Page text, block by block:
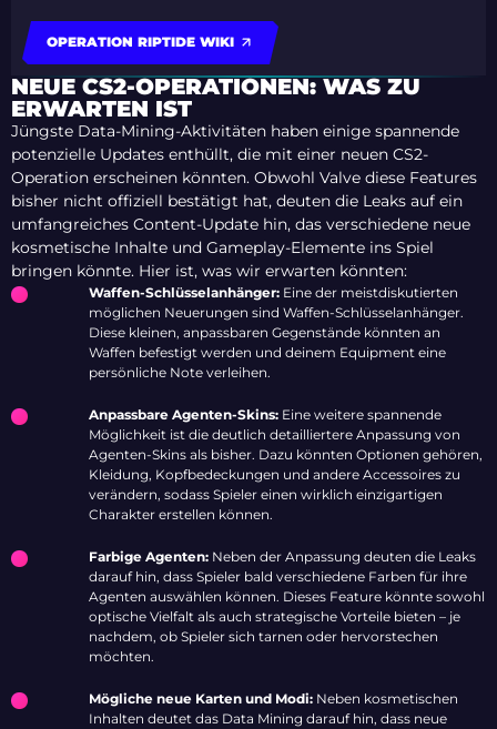
OPERATION RIPTIDE WIKI
NEUE CS2-OPERATIONEN: WAS ZU
ERWARTEN IST
Jüngste Data-Mining-Aktivitäten haben einige spannende
potenzielle Updates enthüllt, die mit einer neuen CS2-
Operation erscheinen könnten. Obwohl Valve diese Features
bisher nicht offiziell bestätigt hat, deuten die Leaks auf ein
umfangreiches Content-Update hin, das verschiedene neue
kosmetische Inhalte und Gameplay-Elemente ins Spiel
bringen könnte. Hier ist, was wir erwarten könnten:
Waffen-Schlüsselanhänger: Eine der meistdiskutierten
möglichen Neuerungen sind Waffen-Schlüsselanhänger.
Diese kleinen, anpassbaren Gegenstände könnten an
Waffen befestigt werden und deinem Equipment eine
persönliche Note verleihen.
Anpassbare Agenten-Skins: Eine weitere spannende
Möglichkeit ist die deutlich detailliertere Anpassung von
Agenten-Skins als bisher. Dazu könnten Optionen gehören,
Kleidung, Kopfbedeckungen und andere Accessoires zu
verändern, sodass Spieler einen wirklich einzigartigen
Charakter erstellen können.
Farbige Agenten: Neben der Anpassung deuten die Leaks
darauf hin, dass Spieler bald verschiedene Farben für ihre
Agenten auswählen können. Dieses Feature könnte sowohl
optische Vielfalt als auch strategische Vorteile bieten – je
nachdem, ob Spieler sich tarnen oder hervorstechen
möchten.
Mögliche neue Karten und Modi: Neben kosmetischen
Inhalten deutet das Data Mining darauf hin, dass neue